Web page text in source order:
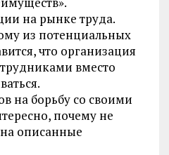
на рынке труда.
из потенциальных
что организация
вместо
на борьбу со своими
почему не
описанные